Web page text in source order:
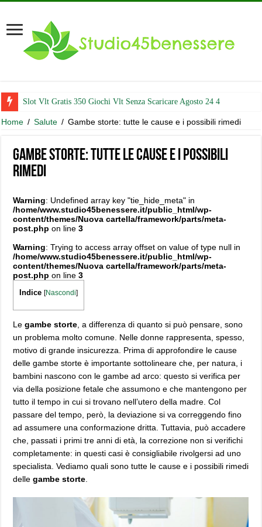
Slot Vlt Gratis 350 Giochi Vlt Senza Scaricare Agosto 24 4
Home / Salute / Gambe storte: tutte le cause e i possibili rimedi
Gambe storte: tutte le cause e i possibili
rimedi
Warning: Undefined array key "tie_hide_meta" in
/home/www.studio45benessere.it/public_html/wp-
content/themes/Nuova cartella/framework/parts/meta-
post.php on line3
Warning: Trying to access array offset on value of type null in
/home/www.studio45benessere.it/public_html/wp-
content/themes/Nuova cartella/framework/parts/meta-
post.php on line3
Indice [Nascondi]
Legambe storte, a differenza di quanto si può pensare, sono
un problema molto comune. Nelle donne rappresenta, spesso,
motivo di grande insicurezza. Prima di approfondire le cause
delle gambe storte è importante sottolineare che, per natura, i
bambini nascono con le gambe ad arco: questo si verifica per
via della posizione fetale che assumono e che mantengono per
tutto il tempo in cui si trovano nell’utero della madre. Col
passare del tempo, però, la deviazione si va correggendo fino
ad assumere una conformazione dritta. Tuttavia, può accadere
che, passati i primi tre anni di età, la correzione non si verifichi
completamente: in questi casi è consigliabile rivolgersi ad uno
specialista. Vediamo quali sono tutte le cause e i possibili rimedi
dellegambe storte.